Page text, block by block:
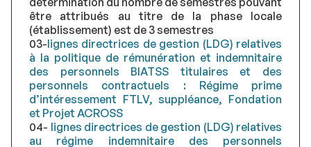
être attribués au titre de la phase locale
(établissement) est de 3 semestres
03-lignes directrices de gestion (LDG) relatives
à la politique de rémunération et indemnitaire
des personnels BIATSS titulaires et des
personnels contractuels : Régime prime
d’intéressement FTLV, suppléance, Fondation
et Projet ACROSS
04- lignes directrices de gestion (LDG) relatives
au régime indemnitaire des personnels